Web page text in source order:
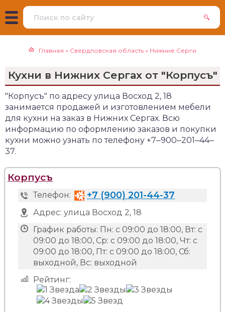
Главная » Свердловская область » Нижние Серги
Кухни в Нижних Сергах от "Корпусъ"
"Корпусъ" по адресу улица Восход 2, 18
занимается продажей и изготовлением мебели
для кухни на заказ в Нижних Сергах. Всю
информацию по оформлению заказов и покупки
кухни можно узнать по телефону +7‒900‒201‒44‒
37.
Корпусъ
Телефон: +7 (900) 201-44-37
Адрес: улица Восход 2, 18
График работы: Пн: с 09:00 до 18:00, Вт: с
09:00 до 18:00, Ср: с 09:00 до 18:00, Чт: с
09:00 до 18:00, Пт: с 09:00 до 18:00, Сб:
выходной, Вс: выходной
Рейтинг: